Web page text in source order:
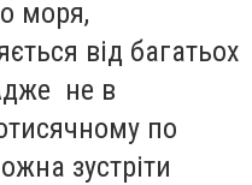
моря,
від багатьох
не в
по
зустріти